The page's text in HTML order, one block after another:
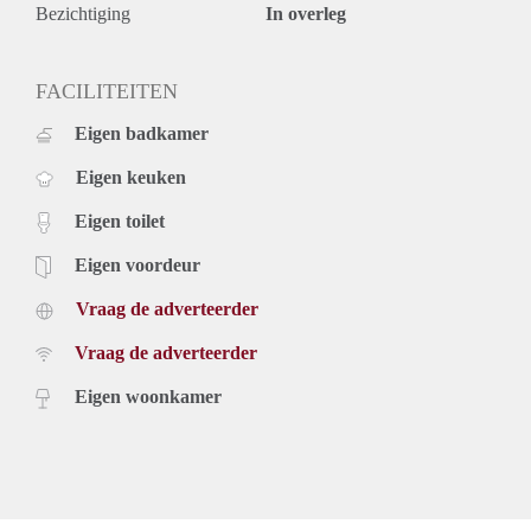
meubels, Gas, electriciteit, water, onderhoud, installaties, het
overige kosten van beheer.
Parkeerplaats : € 75,- per maand
Bijzonderheden :
De speciale huurprijs bedraagt totaal € 1.200,- per maand
De voorschot servicekosten € 650,- per maand (incl. GWE)
Totale huurprijs incl. GWE bedraagt € 1.850,- per maand
Details :
oppervlakte : 80 m2
Kamers : 4
Badkamers : 1
Bezichtiging In overleg
FACILITEITEN
Eigen badkamer
Eigen keuken
Eigen toilet
Eigen voordeur
Vraag de adverteerder
Vraag de adverteerder
Eigen woonkamer